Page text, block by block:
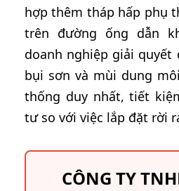
hợp thêm tháp hấp phụ
trên đường ống dẫn
doanh nghiệp giải
bụi sơn và mùi dung
thống duy nhất, tiết
tư so với việc lắp đặt rời
CÔNG TY